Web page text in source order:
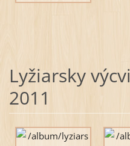
Lyžiarsky
2011